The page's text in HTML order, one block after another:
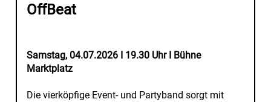
OffBeat
Samstag, 04.07.2026 I 19.30 Uhr I Bühne
Marktplatz
Die vierköpfige Event- und Partyband sorgt mit